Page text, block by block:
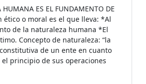
HUMANA ES EL FUNDAMENTO DE
ético o moral es el que lleva: *Al
de la naturaleza humana *El
Concepto de naturaleza: “la
de un ente en cuanto
principio de sus operaciones